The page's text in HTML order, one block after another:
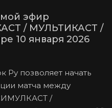
Ру позволяет начать
матча между
/
эфир
/ МУЛЬТИКАСТ /
10 января 2026